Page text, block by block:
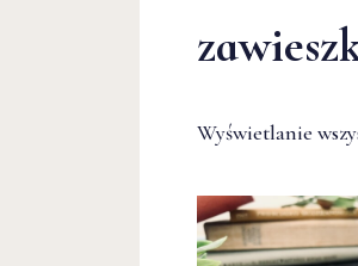
Wyświetlanie